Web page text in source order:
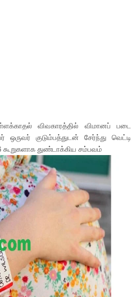
விவகாரத்தில் விமானப் படை
குடும்பத்துடன் சேர்ந்து வெட்டி
துண்டாக்கிய சம்பவம்